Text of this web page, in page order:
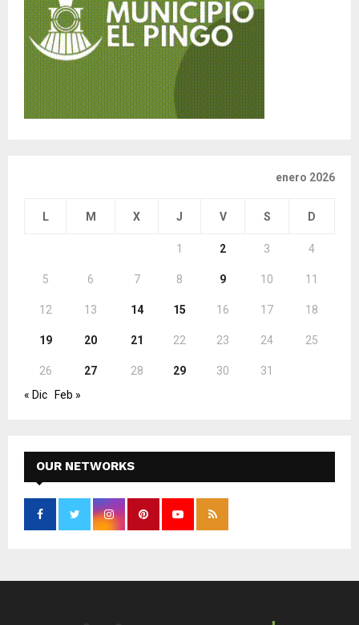
enero 2026
L M X J V S D
1 2 3 4
5 6 7 8 9 10 11
12 13 14 15 16 17 18
19 20 21 22 23 24 25
26 27 28 29 30
31
« Dic
Feb »
OUR NETWORKS